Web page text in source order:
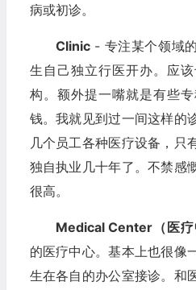
病或初诊。
Clinic- 专注某个领域
生自己独立行医开办。应
构。额外提一嘴就是有些
钱。我就见到过一间这样的
几个员工各种医疗设备，只
独自执业几十年了。不禁感
很高。
Medical Center（医疗
的医疗中心。基本上也很像
生在各自的办公室接诊。和